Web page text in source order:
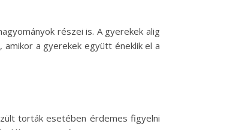
részei is. A gyerekek alig
a gyerekek együtt éneklik el a
torták esetében érdemes figyelni